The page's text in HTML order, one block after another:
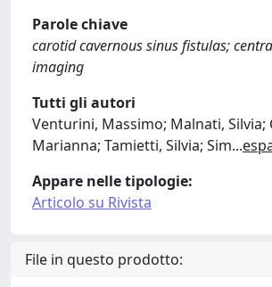
Parole chiave
carotid cavernous sinus fistulas;
imaging
Tutti gli autori
Venturini, Massimo; Malnati, Silvia;
Marianna; Tamietti, Silvia; Sim...
Appare nelle tipologie:
Articolo su Rivista
File in questo prodotto: